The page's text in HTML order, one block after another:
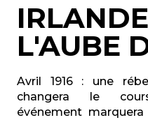
L'AUBE
Avril 1916 : une
changera le
événement